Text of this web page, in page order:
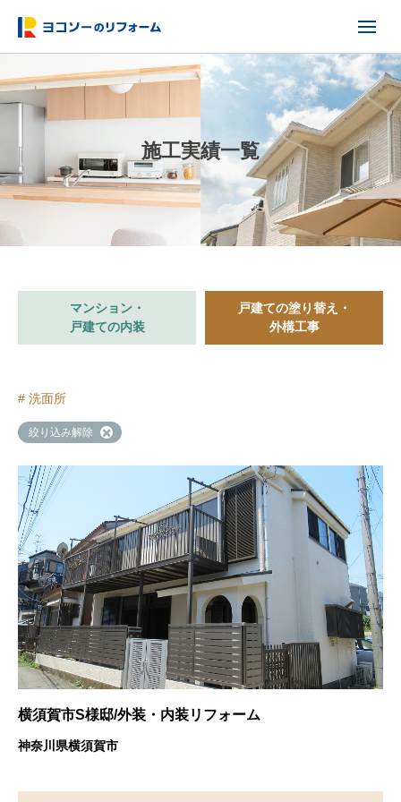
施工実績一覧
マンション・
戸建ての内装
戸建ての塗り替え・
外構工事
# 洗面所
絞り込み解除
横須賀市S様邸/外装・内装リフォーム
神奈川県横須賀市